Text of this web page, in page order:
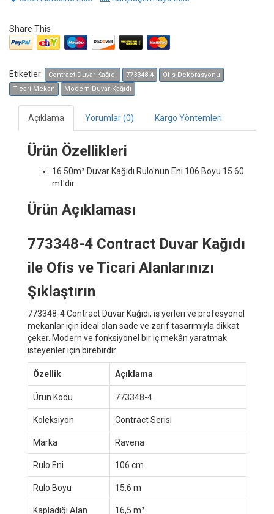
Share This
Etiketler: Contract Duvar Kağıdı 773348-4
Ofis Dekorasyonu
Ticari Mekan
Modern Duvar Kağıdı
Açıklama Yorumlar (0) Kargo Yöntemleri
Ürün Özellikleri
16.50m² Duvar Kağıdı Rulo'nun Eni 106 Boyu 15.60
mt'dir
Ürün Açıklaması
773348-4 Contract Duvar Kağıdı
ile Ofis ve Ticari Alanlarınızı
Şıklaştırın
773348-4 Contract Duvar Kağıdı, iş yerleri ve profesyonel
mekanlar için ideal olan sade ve zarif tasarımıyla dikkat
çeker. Modern ve fonksiyonel bir iç mekân yaratmak
isteyenler için birebirdir.
Özellik Açıklama
Ürün Kodu 773348-4
Koleksiyon Contract Serisi
Marka Ravena
Rulo Eni 106 cm
Rulo Boyu 15,6 m
Kapladığı Alan 16,5 m²